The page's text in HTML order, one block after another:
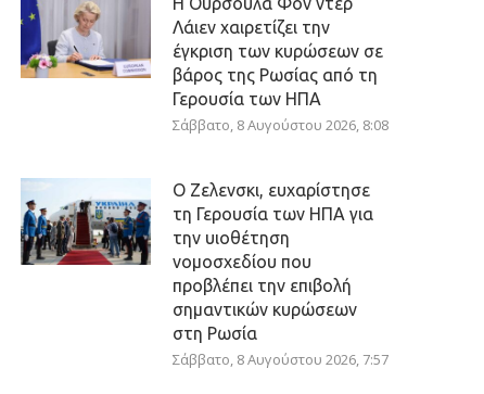
Λάιεν χαιρετίζει την
έγκριση των κυρώσεων σε
βάρος της Ρωσίας από τη
Γερουσία των ΗΠΑ
Σάββατο, 8 Αυγούστου 2026, 8:08
Ο Ζελενσκι, ευχαρίστησε
τη Γερουσία των ΗΠΑ για
την υιοθέτηση
νομοσχεδίου που
προβλέπει την επιβολή
σημαντικών κυρώσεων
στη Ρωσία
Σάββατο, 8 Αυγούστου 2026, 7:57